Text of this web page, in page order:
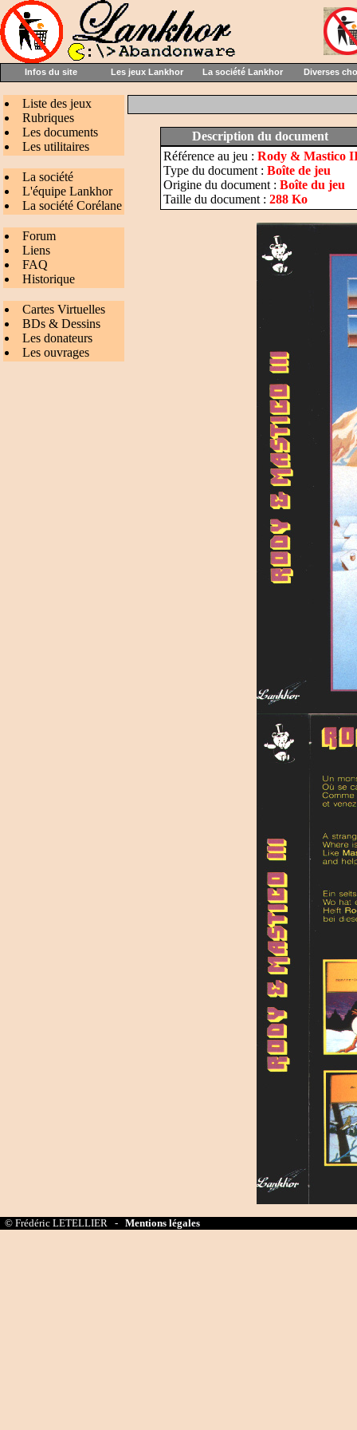
Infos du site Les jeux Lankhor La société Lankhor Diverses
Liste des jeux
Rubriques
Les documents
Les utilitaires
La société
L'équipe Lankhor
La société Corélane
Forum
Liens
FAQ
Historique
Cartes Virtuelles
BDs & Dessins
Les donateurs
Les ouvrages
Description du document
Référence au jeu : Rody & Mastico
Type du document : Boîte de jeu
Origine du document : Boîte du jeu
Taille du document : 288 Ko
© Frédéric LETELLIER - Mentions légales